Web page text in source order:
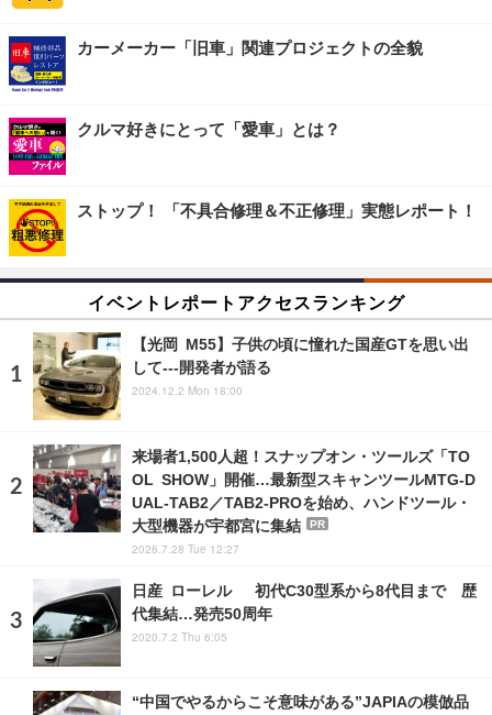
カーメーカー「旧車」関連プロジェクトの全貌
クルマ好きにとって「愛車」とは？
ストップ！ 「不具合修理＆不正修理」実態レポート！
イベントレポートアクセスランキング
【光岡 M55】子供の頃に憧れた国産GTを思い出
して---開発者が語る
2024.12.2 Mon 18:00
来場者1,500人超！スナップオン・ツールズ「TO
OL SHOW」開催…最新型スキャンツールMTG-D
UAL-TAB2／TAB2-PROを始め、ハンドツール・
大型機器が宇都宮に集結
PR
2026.7.28 Tue 12:27
日産 ローレル 初代C30型系から8代目まで 歴
代集結…発売50周年
2020.7.2 Thu 6:05
“中国でやるからこそ意味がある”JAPIAの模倣品